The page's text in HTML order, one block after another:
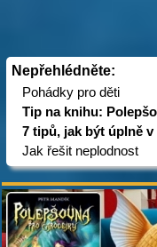
Nepřehlédněte:
Pohádky pro děti
Tip na knihu:
7 tipů, jak být úplně v
Jak řešit neplodnost